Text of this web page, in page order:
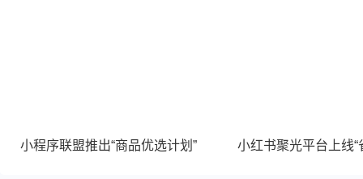
小程序联盟推出“商品优选计划” 小红书聚光平台上线“